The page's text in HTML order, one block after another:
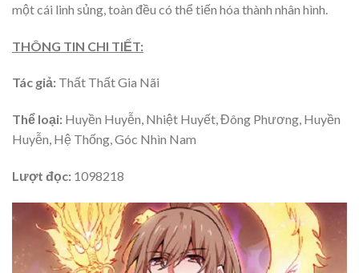
một cái linh sủng, toàn đều có thể tiến hóa thành nhân hình.
THÔNG TIN CHI TIẾT:
Tác giả: Thất Thất Gia Nãi
Thể loại: Huyền Huyễn, Nhiệt Huyết, Đông Phương, Huyền
Huyễn, Hệ Thống, Góc Nhìn Nam
Lượt đọc: 1098218